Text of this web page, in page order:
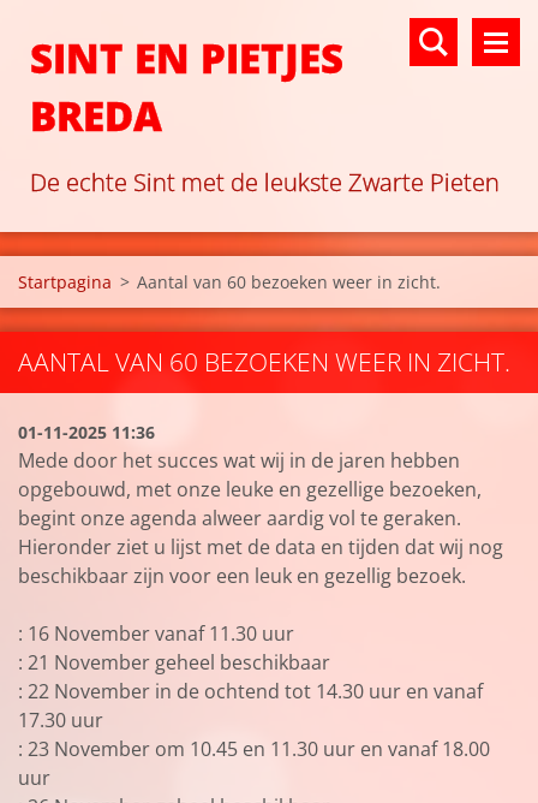
SINT EN PIETJES
BREDA
De echte Sint met de leukste Zwarte Pieten
Startpagina > Aantal van 60 bezoeken weer in zicht.
AANTAL VAN 60 BEZOEKEN WEER IN ZICHT.
01-11-2025 11:36
Mede door het succes wat wij in de jaren hebben
opgebouwd, met onze leuke en gezellige bezoeken,
begint onze agenda alweer aardig vol te geraken.
Hieronder ziet u lijst met de data en tijden dat wij nog
beschikbaar zijn voor een leuk en gezellig bezoek.
: 16 November vanaf 11.30 uur
: 21 November geheel beschikbaar
: 22 November in de ochtend tot 14.30 uur en vanaf
17.30 uur
: 23 November om 10.45 en 11.30 uur en vanaf 18.00
uur